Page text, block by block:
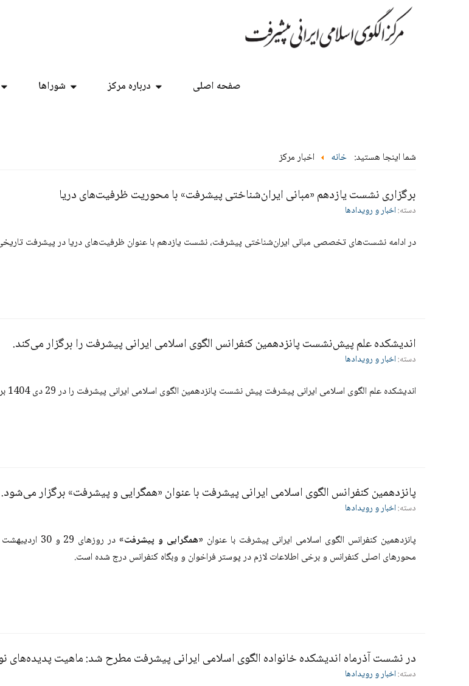
صفحه اصلی درباره مرکز شوراها
شما اینجا هستید: خانه اخبار مرکز
برگزاری نشست یازدهم «مبانی ایران‌شناختی پیشرفت» با محوریت ظرفیت‌های دریا
دسته:اخبار و رویدادها
در ادامه نشست‌های تخصصی مبانی ایران‌شناختی پیشرفت، نشست یازدهم با عنوان ظرفیت‌های دریا در پیشرفت تاریخی
اندیشکده علم پیش‌نشست پانزدهمین کنفرانس الگوی اسلامی ایرانی پیشرفت را برگزار می‌کند.
دسته:اخبار و رویدادها
اندیشکده علم الگوی اسلامی ایرانی پیشرفت پیش نشست پانزدهمین الگوی اسلامی ایرانی پیشرفت را در 29 دی 1404 برگزار می‎‌کند.
پانزدهمین کنفرانس الگوی اسلامی ایرانی پیشرفت با عنوان «همگرایی و پیشرفت» برگزار می‌شود.
دسته:اخبار و رویدادها
پانزدهمین کنفرانس الگوی اسلامی ایرانی پیشرفت با عنوان «همگرایی و پیشرفت»
محورهای اصلی کنفرانس و برخی اطلاعات لازم در پوستر فراخوان و وبگاه کنفرانس درج شده است.
در نشست آذرماه اندیشکده خانواده الگوی اسلامی ایرانی پیشرفت مطرح شد: ماهیت پدیده­‌های
دسته:اخبار و رویدادها